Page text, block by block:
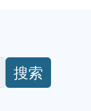
搜索